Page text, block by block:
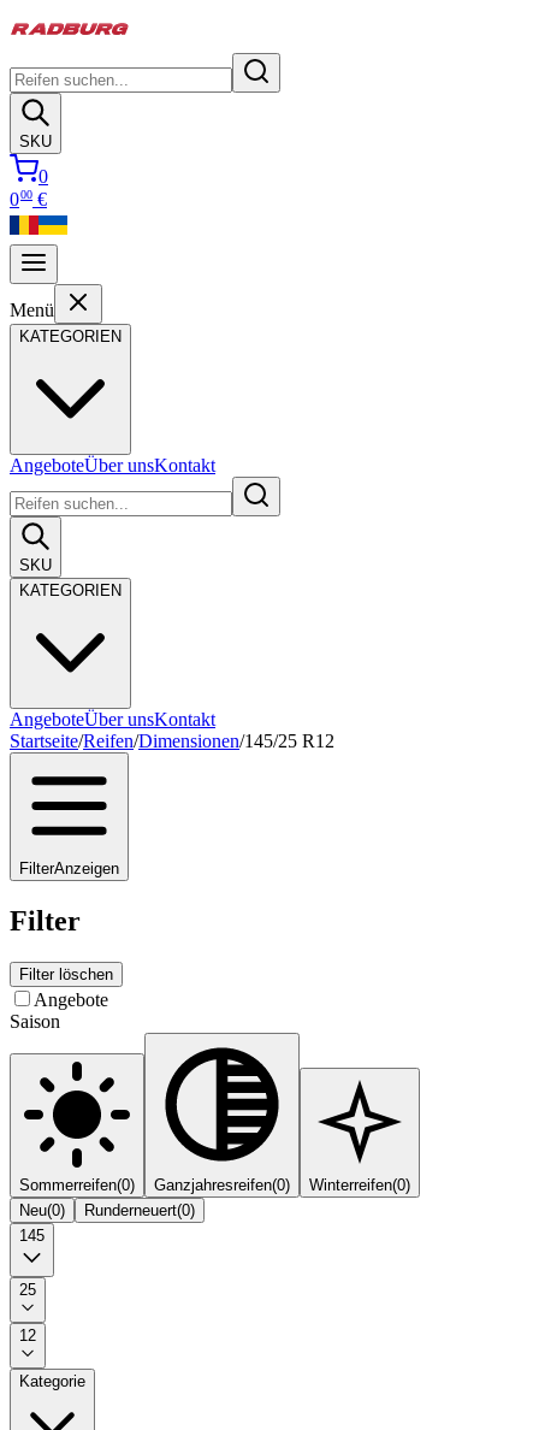
SKU
0
000 €
Menü
KATEGORIEN
AngeboteÜber unsKontakt
SKU
KATEGORIEN
AngeboteÜber unsKontakt
Startseite/Reifen/Dimensionen/145/25 R12
FilterAnzeigen
Filter
Filter löschen
Angebote
Saison
Sommerreifen(0) Ganzjahresreifen(0) Winterreifen(0)
Neu(0) Runderneuert(0)
145
25
12
Kategorie